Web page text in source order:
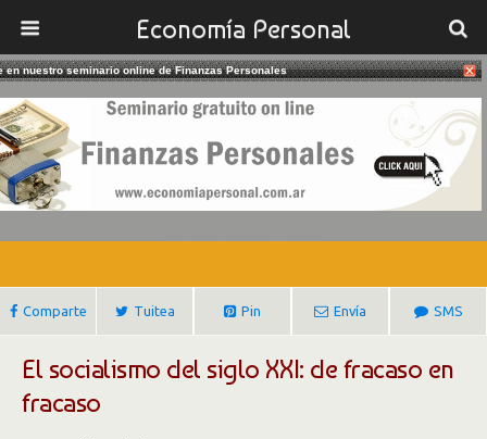
Economía Personal
21/06/2018
El Fracaso Del Socialismo Del Siglo
XXI
Comparte Tuitea Pin Envía SMS
El socialismo del siglo XXI: de fracaso en
fracaso
en nuestro seminario online de Finanzas Personales